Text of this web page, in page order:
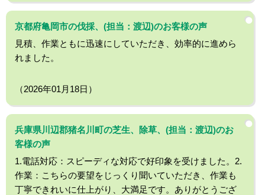
京都府亀岡市の伐採、(担当：渡辺)のお客様の声
見積、作業ともに迅速にしていただき、効率的に進めら
れました。
（2026年01月18日）
兵庫県川辺郡猪名川町の芝生、除草、(担当：渡辺)のお
客様の声
1.電話対応：スピーディな対応で好印象を受けました。2.
作業：こちらの要望をじっくり聞いていただき、作業も
丁寧できれいに仕上がり、大満足です。ありがとうござ